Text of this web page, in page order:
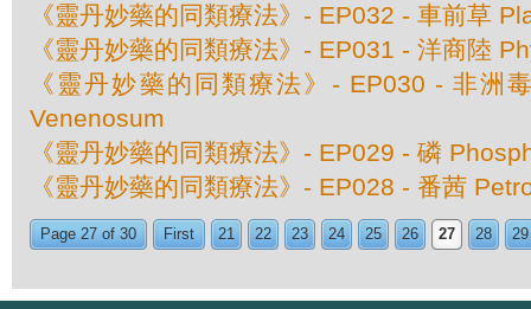
《靈丹妙藥的同類療法》- EP032 - 車前草
《靈丹妙藥的同類療法》- EP031 - 洋商陸
《靈丹妙藥的同類療法》- EP030 - 非洲
Venenosum
《靈丹妙藥的同類療法》- EP029 - 磷
《靈丹妙藥的同類療法》- EP028 - 番茜
Page 27 of 30 First 21 22 23 24 25 26 27 28 29